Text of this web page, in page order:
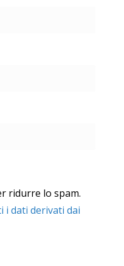
ridurre lo spam.
i dati derivati dai